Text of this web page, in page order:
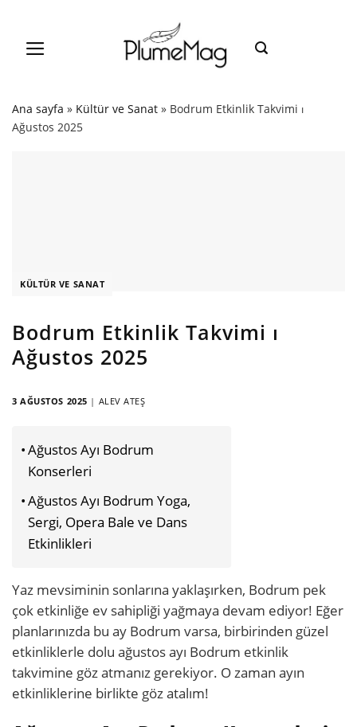
content
Ana sayfa » Kültür ve Sanat » Bodrum Etkinlik Takvimi ⏐
Ağustos 2025
KÜLTÜR VE SANAT
Bodrum Etkinlik Takvimi ⏐
Ağustos 2025
3 AĞUSTOS 2025 | ALEV ATEŞ
Ağustos Ayı Bodrum
Konserleri
Ağustos Ayı Bodrum Yoga,
Sergi, Opera Bale ve Dans
Etkinlikleri
Yaz mevsiminin sonlarına yaklaşırken, Bodrum pek
çok etkinliğe ev sahipliği yağmaya devam ediyor! Eğer
planlarınızda bu ay Bodrum varsa, birbirinden güzel
etkinliklerle dolu ağustos ayı Bodrum etkinlik
takvimine göz atmanız gerekiyor. O zaman ayın
etkinliklerine birlikte göz atalım!